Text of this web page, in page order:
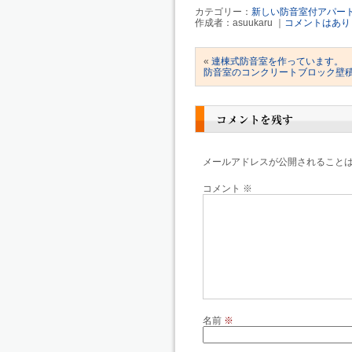
カテゴリー： 新しい防音室付アパー
作成者：asuukaru ｜ コメントはあ
« 連棟式防音室を作っています。
防音室のコンクリートブロック壁
コメントを残す
メールアドレスが公開されること
コメント ※
名前 ※